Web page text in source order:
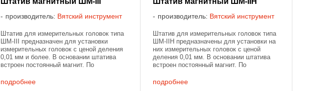
производитель: Вятский инструмент
Штатив для измерительных головок типа
ШМ-III предназначен для установки
измерительных головок с ценой деления
0,01 мм и более. В основании штатива
встроен постоянный магнит. По
движется муфта со стержнем с
подробнее
производитель: Вятский инструмент
Штатив для измерительных головок типа
ШМ-IIН предназначены для установки на
них измерительных головок с ценой
деления 0,01 мм. В основании штатива
встроен постоянный магнит. По
движется муфта со стержнем с
подробнее